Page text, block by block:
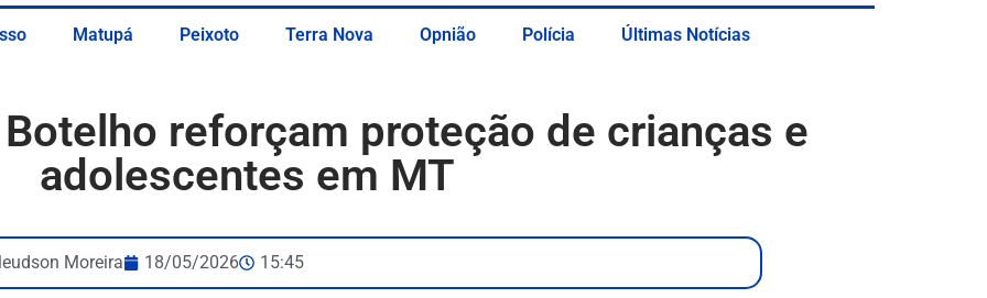
Matupá Peixoto Terra Nova Opnião Polícia Últimas Notícias
reforçam proteção de crianças e
adolescentes em MT
Moreira 18/05/2026 15:45